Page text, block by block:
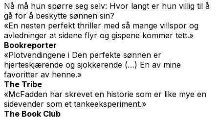
Nå må hun spørre seg selv: Hvor langt er hun villig til å
gå for å beskytte sønnen sin?
«En nesten perfekt thriller med så mange villspor og
avledninger at sidene flyr og gispene kommer tett.»
Bookreporter
«Plotvendingene i Den perfekte sønnen er
hjerteskjærende og sjokkerende (…) En av mine
favoritter av henne.»
The Tribe
«McFadden har skrevet en historie som er like mye en
sidevender som et tankeeksperiment.»
The Book Club